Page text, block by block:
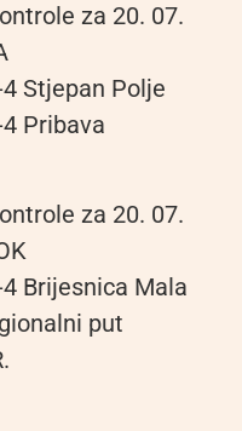
za 20. 07.
Stjepan Polje
Pribava
za 20. 07.
Brijesnica Mala
put